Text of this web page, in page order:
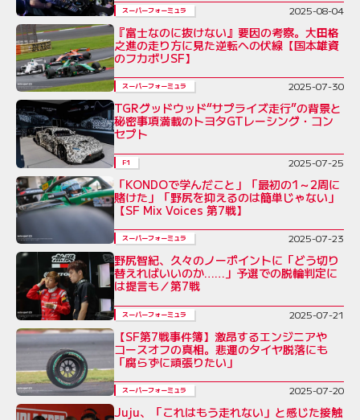
スーパーフォーミュラ 2025-08-04
『富士なのに抜けない』要因の考察。大田格
之進の走り方に見た逆転への伏線【国本雄資
のフカボリSF】
スーパーフォーミュラ 2025-07-30
TGRグッドウッド“サプライズ走行”の背景と
秘密事項満載のトヨタGTレーシング・コン
セプト
F1 2025-07-25
「KONDOで学んだこと」「最初の1～2周に
賭けた」「野尻を抑えるのは簡単じゃない」
【SF Mix Voices 第7戦】
スーパーフォーミュラ 2025-07-23
野尻智紀、久々のノーポイントに「どう切り
替えればいいのか……」予選での脱輪判定に
は提言も／第7戦
スーパーフォーミュラ 2025-07-21
【SF第7戦事件簿】激昂するエンジニアや
コースオフの真相。悲運のタイヤ脱落にも
「腐らずに頑張りたい」
スーパーフォーミュラ 2025-07-20
Juju、「これはもう走れない」と感じた接触